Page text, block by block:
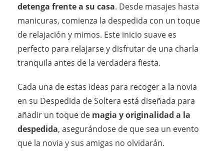
detenga frente a su casa. Desde masajes hasta
manicuras, comienza la despedida con un toque
de relajación y mimos. Este inicio suave es
perfecto para relajarse y disfrutar de una charla
tranquila antes de la verdadera fiesta.
Cada una de estas ideas para recoger a la novia
en su Despedida de Soltera está diseñada para
añadir un toque de magia y originalidad a la
despedida, asegurándose de que sea un evento
que la novia y sus amigas no olvidarán.